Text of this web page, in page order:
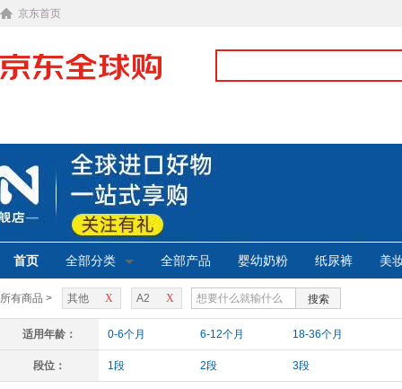
京东首页
首页 全部分类 全部产品 婴幼奶粉 纸尿裤 美
所有商品 > X
其他 X
A2 搜索
适用年龄： 0-6个月 6-12个月 18-36个月
段位： 1段 2段 3段